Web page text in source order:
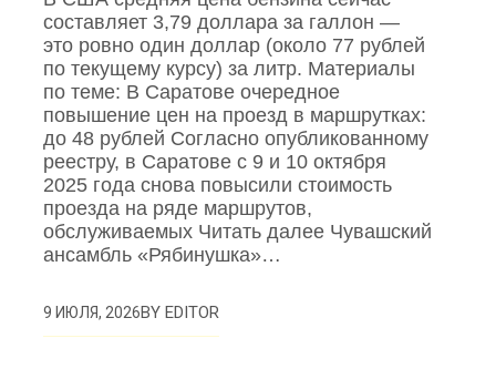
составляет 3,79 доллара за галлон —
это ровно один доллар (около 77 рублей
по текущему курсу) за литр. Материалы
по теме: В Саратове очередное
повышение цен на проезд в маршрутках:
до 48 рублей Согласно опубликованному
реестру, в Саратове с 9 и 10 октября
2025 года снова повысили стоимость
проезда на ряде маршрутов,
обслуживаемых Читать далее Чувашский
ансамбль «Рябинушка»…
9 ИЮЛЯ, 2026BYEDITOR